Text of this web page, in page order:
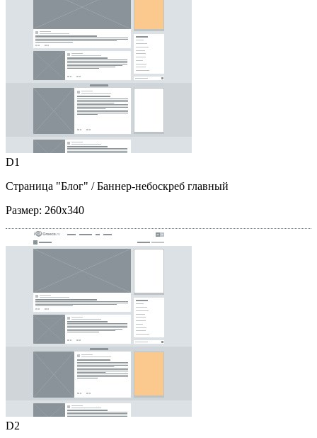
D1
Страница "Блог" / Баннер-небоскреб главный
Размер: 260x340
D2